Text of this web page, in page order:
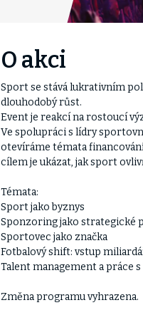
O akci
Sport se stává lukrativním
dlouhodobý růst.
Event je reakcí na rostoucí
Ve spolupráci s lídry
otevíráme témata
cílem je ukázat, jak sport
Témata:
Sport jako byznys
Sponzoring jako strategické
Sportovec jako značka
Fotbalový shift: vstup
Talent management a práce
Změna programu vyhrazena.